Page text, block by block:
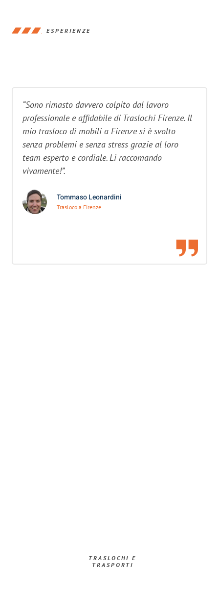
ESPERIENZE
“Sono rimasto davvero colpito dal lavoro
professionale e affidabile di Traslochi Firenze. Il
mio trasloco di mobili a Firenze si è svolto
senza problemi e senza stress grazie al loro
team esperto e cordiale. Li raccomando
vivamente!”.
Tommaso Leonardini
Trasloco a Firenze
TRASLOCHI E
TRASPORTI​